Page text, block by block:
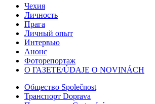
Чехия
Личность
Прага
Личный опыт
Интервью
Анонс
Фоторепортаж
О ГАЗЕТЕ/ÚDAJE O NOVINÁCH
Общество Společnost
Транспорт Doprava